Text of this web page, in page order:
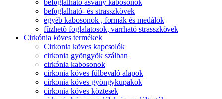
befoglalható ásvány kabosonok
befoglalható- és strasszkövek
egyéb kabosonok , formák és medálok
fûzhetõ foglalatosok, varrható strasszkövek
Cirkónia köves termékek
Cirkonia köves kapcsolók
cirkonia gyöngyök szálban
cirkónia kabosonok
cirkonia köves fülbevaló alapok
cirkonia köves gyöngykupakok
cirkonia köves köztesek